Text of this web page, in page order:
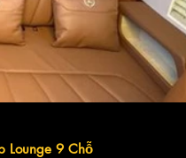
Lounge 9 Chỗ